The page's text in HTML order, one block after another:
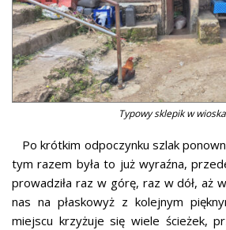
Typowy sklepik w
Po krótkim odpoczynku szlak
tym razem była to już wyraźna,
prowadziła raz w górę, raz w dół, aż
nas na płaskowyż z kolejnym
miejscu krzyżuje się wiele ścieżek,